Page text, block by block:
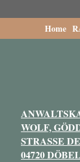
Home
WOLF,
STRASSE
04720